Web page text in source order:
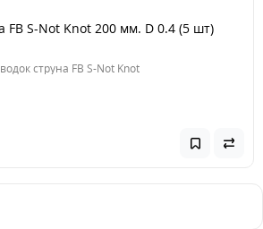
FB S-Not Knot 200 мм. D 0.4 (5 шт)
струна FB S-Not Knot